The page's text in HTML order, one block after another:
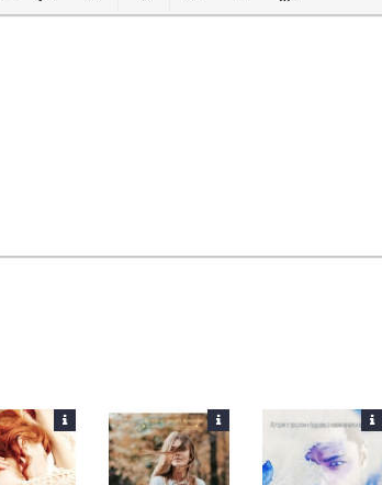
Нумерованный список
Маркированный список
Вставить смайлик
Вставка скрытого текста
Вставка цитаты
Вставка